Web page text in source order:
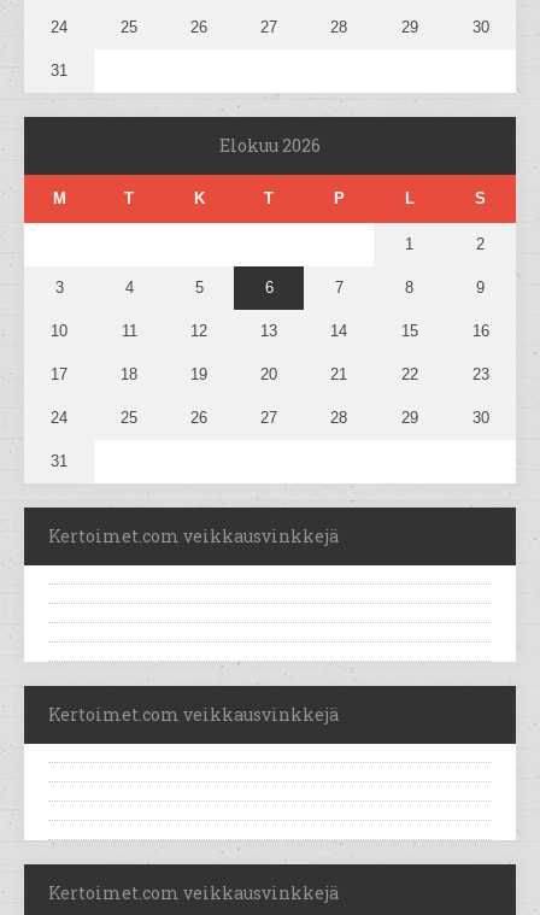
24 25 26 27 28 29 30
31
Elokuu 2026
M T K T P L S
1 2
3 4 5 6 7 8 9
10 11 12 13 14 15 16
17 18 19 20 21 22 23
24 25 26 27 28 29 30
31
Kertoimet.com veikkausvinkkejä
Kertoimet.com veikkausvinkkejä
Kertoimet.com veikkausvinkkejä